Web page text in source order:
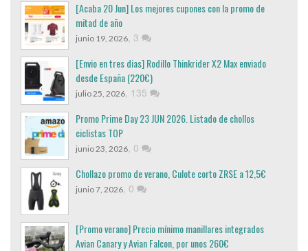
[Acaba 20 Jun] Los mejores cupones con la promo de
mitad de año
junio 19, 2026, 3
[Envio en tres dias] Rodillo Thinkrider X2 Max enviado
desde España (220€)
julio 25, 2026, 135
Promo Prime Day 23 JUN 2026. Listado de chollos
ciclistas TOP
junio 23, 2026, 0
Chollazo promo de verano, Culote corto ZRSE a 12,5€
junio 7, 2026, 0
[Promo verano] Precio mínimo manillares integrados
Avian Canary y Avian Falcon, por unos 260€